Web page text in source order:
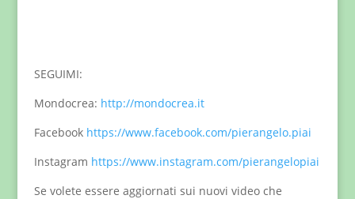
SEGUIMI:
Mondocrea: http://mondocrea.it
Facebook https://www.facebook.com/pierangelo.piai
Instagram https://www.instagram.com/pierangelopiai
Se volete essere aggiornati sui nuovi video che